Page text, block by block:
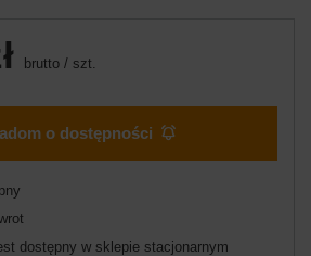
brutto / szt.
o dostępności
dostępny w sklepie stacjonarnym